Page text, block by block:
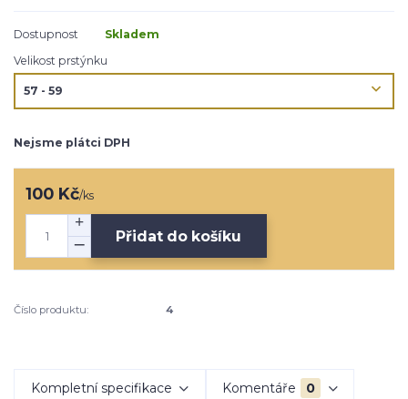
Dostupnost
Skladem
Velikost prstýnku
Nejsme plátci DPH
100 Kč/ks
Přidat do košíku
Číslo produktu: 4
Kompletní specifikace Komentáře 0